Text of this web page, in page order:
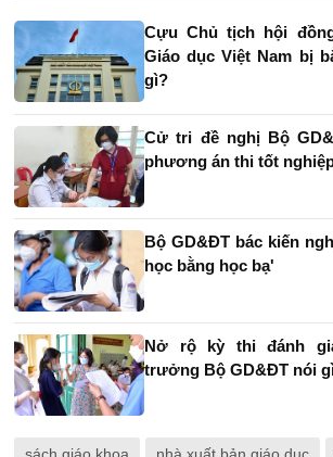
Cựu Chủ tịch hội
Giáo dục Việt Nam bị
gì?
Cử tri đề nghị Bộ
phương án thi tốt
Bộ GD&ĐT bác kiến
học bằng học bạ'
Nở rộ kỳ thi đánh
trưởng Bộ GD&ĐT nói